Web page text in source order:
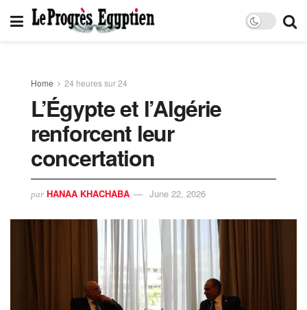
Home 24 heures sur 24
L’Égypte et l’Algérie
renforcent leur
concertation
par HANAA KHACHABA June 22, 2026